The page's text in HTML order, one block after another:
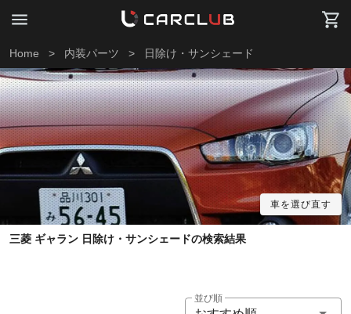
Home > 内装パーツ > 日除け・サンシェード
車を選び直す
三菱 ギャラン 日除け・サンシェードの検索結果
並び順